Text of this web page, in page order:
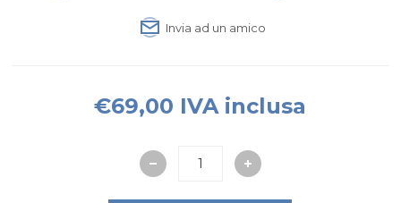
Invia ad un amico
€69,00 IVA inclusa